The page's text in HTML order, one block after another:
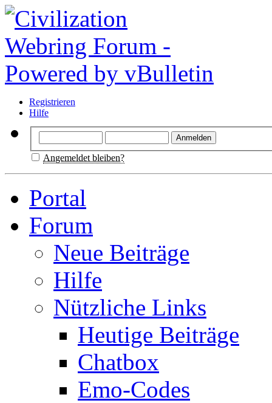
Registrieren
Hilfe
Angemeldet bleiben?
Portal
Forum
Neue Beiträge
Hilfe
Nützliche Links
Heutige Beiträge
Chatbox
Emo-Codes